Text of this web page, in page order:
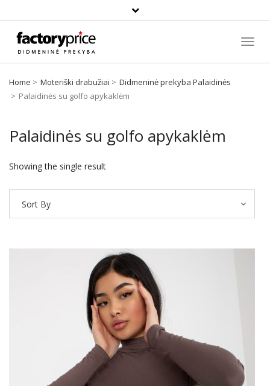
Paieška
Home Moteriški drabužiai
Didmeninė prekyba Palaidinės
Palaidinės su golfo apykaklėm
Palaidinės su golfo apykaklėm
Showing the single result
Sort By